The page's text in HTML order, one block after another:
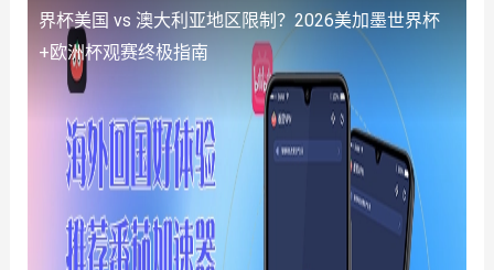
界杯美国 vs 澳大利亚地区限制？2026美加墨世界杯
+欧洲杯观赛终极指南